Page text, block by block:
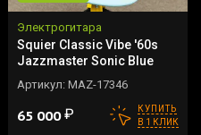
Электрогитара
Squier Classic Vibe '60s
Jazzmaster Sonic Blue
Артикул: MAZ-17346
65 000₽
КУПИТЬ
В 1 КЛИК